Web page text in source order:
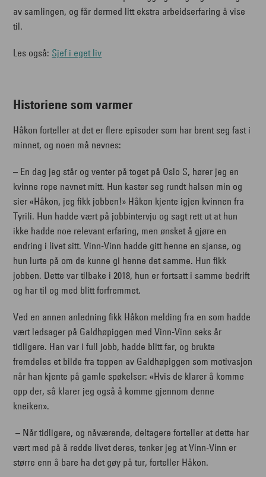
av samlingen, og får dermed litt ekstra arbeidserfaring å vise
til.
Les også: Sjef i eget liv
Historiene som varmer
Håkon forteller at det er flere episoder som har brent seg fast i
minnet, og noen må nevnes:
– En dag jeg står og venter på toget på Oslo S, hører jeg en
kvinne rope navnet mitt. Hun kaster seg rundt halsen min og
sier «Håkon, jeg fikk jobben!» Håkon kjente igjen kvinnen fra
Tyrili. Hun hadde vært på jobbintervju og sagt rett ut at hun
ikke hadde noe relevant erfaring, men ønsket å gjøre en
endring i livet sitt. Vinn-Vinn hadde gitt henne en sjanse, og
hun lurte på om de kunne gi henne det samme. Hun fikk
jobben. Dette var tilbake i 2018, hun er fortsatt i samme bedrift
og har til og med blitt forfremmet.
Ved en annen anledning fikk Håkon melding fra en som hadde
vært ledsager på Galdhøpiggen med Vinn-Vinn seks år
tidligere. Han var i full jobb, hadde blitt far, og brukte
fremdeles et bilde fra toppen av Galdhøpiggen som motivasjon
når han kjente på gamle spøkelser: «Hvis de klarer å komme
opp der, så klarer jeg også å komme gjennom denne
kneiken».
– Når tidligere, og nåværende, deltagere forteller at dette har
vært med på å redde livet deres, tenker jeg at Vinn-Vinn er
større enn å bare ha det gøy på tur, forteller Håkon.